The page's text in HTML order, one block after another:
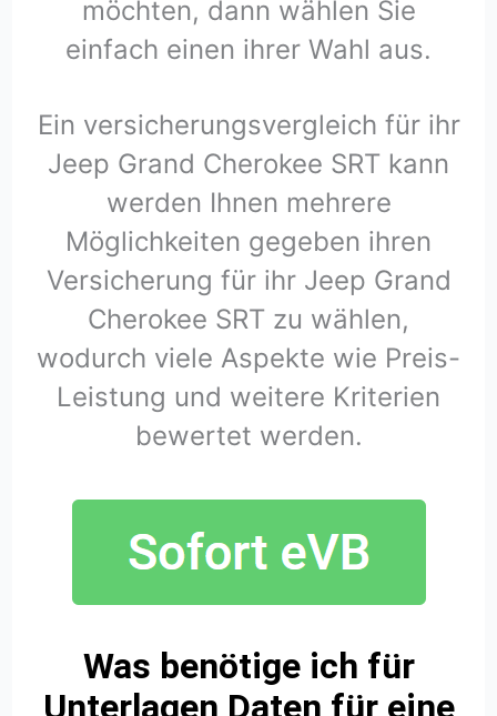
möchten, dann wählen Sie
einfach einen ihrer Wahl aus.
Ein versicherungsvergleich für ihr
Jeep Grand Cherokee SRT kann
werden Ihnen mehrere
Möglichkeiten gegeben ihren
Versicherung für ihr Jeep Grand
Cherokee SRT zu wählen,
wodurch viele Aspekte wie Preis-
Leistung und weitere Kriterien
bewertet werden.
Was benötige ich für
Unterlagen Daten für eine